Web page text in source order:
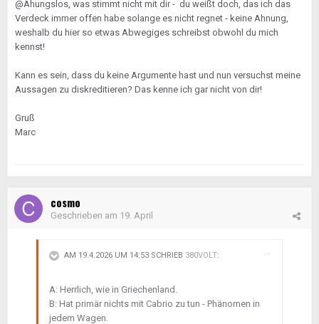
@Ahungslos, was stimmt nicht mit dir - du weißt doch, das ich das
Verdeck immer offen habe solange es nicht regnet - keine Ahnung,
weshalb du hier so etwas Abwegiges schreibst obwohl du mich
kennst!
Kann es sein, dass du keine Argumente hast und nun versuchst meine
Aussagen zu diskreditieren? Das kenne ich gar nicht von dir!
Gruß
Marc
cosmo
Geschrieben am 19. April
AM 19.4.2026 UM 14:53 SCHRIEB 380VOLT:
A: Herrlich, wie in Griechenland.
B: Hat primär nichts mit Cabrio zu tun - Phänomen in
jedem Wagen.